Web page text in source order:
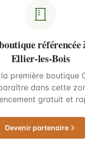
référencée
Ellier-les-Bois
première boutique
dans cette
gratuit et
Devenir partenaire